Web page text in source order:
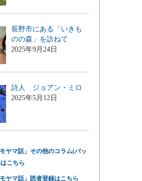
長野市にある「いきも
のの森」を訪ねて
2025年9月24日
詩人 ジョアン・ミロ
2025年5月12日
モヤマ話」その他のコラム(バッ
こちら
モヤマ話」読者登録はこちら